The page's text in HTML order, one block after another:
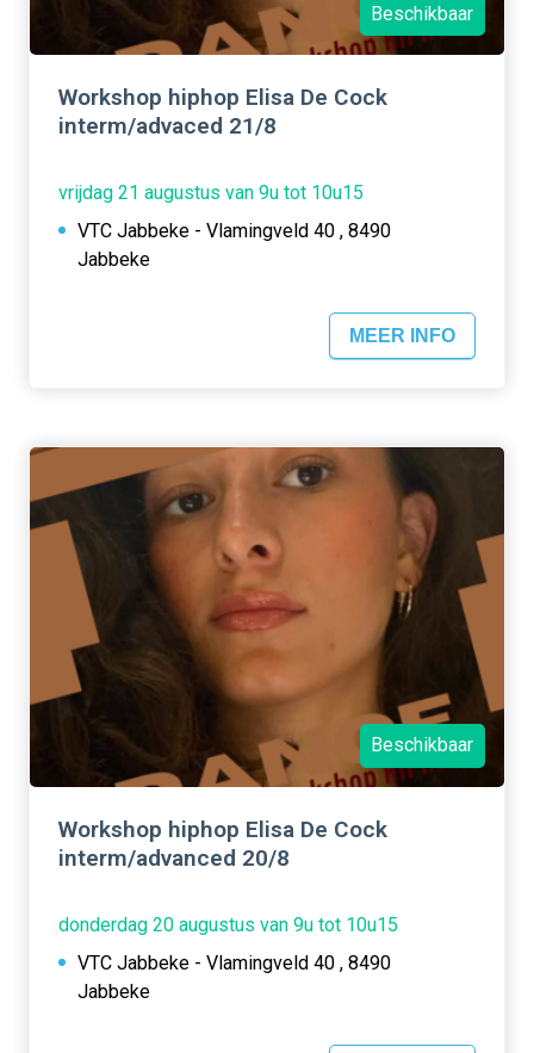
Beschikbaar
Workshop hiphop Elisa De Cock
interm/advaced 21/8
vrijdag 21 augustus van 9u tot 10u15
VTC Jabbeke - Vlamingveld 40 , 8490
Jabbeke
MEER INFO
Beschikbaar
Workshop hiphop Elisa De Cock
interm/advanced 20/8
donderdag 20 augustus van 9u tot 10u15
VTC Jabbeke - Vlamingveld 40 , 8490
Jabbeke